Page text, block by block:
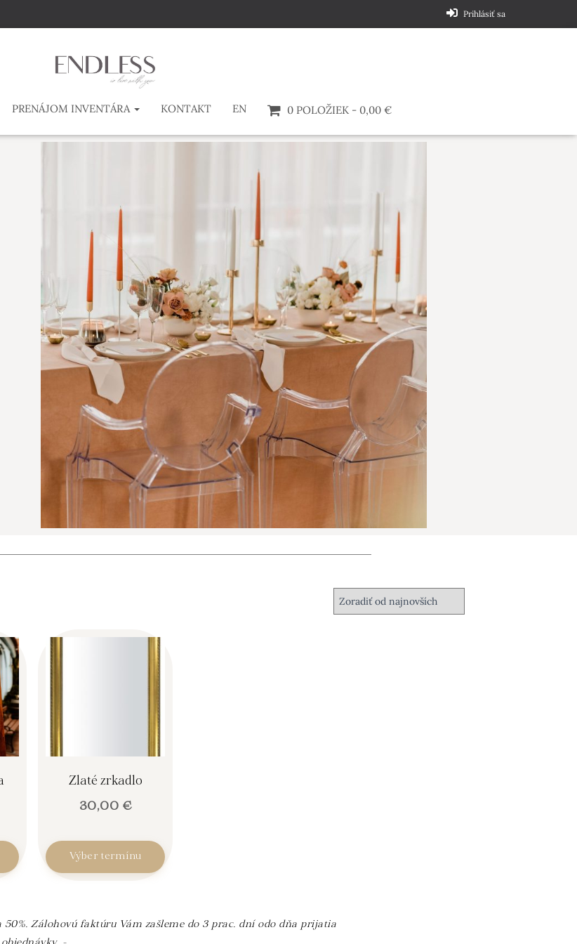
Prihlásiť sa
PRENÁJOM INVENTÁRA KONTAKT EN 0 POLOŽIEK 0,00 €
Zlaté zrkadlo
30,00 €
Výber termínu
Zálohovú faktúru Vám zašleme do 3 prac. dní odo dňa prijatia